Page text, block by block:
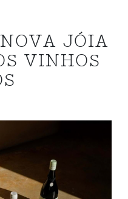
JÓIA
VINHOS